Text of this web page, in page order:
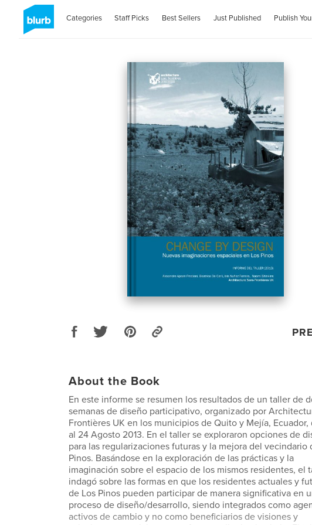
Categories Staff Picks Best Sellers Just Published Publish
About the Book
En este informe se resumen los resultados de un taller de
semanas de diseño participativo, organizado por
Frontières UK en los municipios de Quito y Mejía, Ecuador,
al 24 Agosto 2013. En el taller se exploraron opciones de
para las regularizaciones futuras y la mejora del vecindario
Pinos. Basándose en la exploración de las prácticas y la
imaginación sobre el espacio de los mismos residentes, el
indagó sobre las formas en que los residentes actuales y
de Los Pinos pueden participar de manera significativa en
proceso de diseño/desarrollo, siendo integrados como
activos de cambio y no como beneficiarios de visiones y